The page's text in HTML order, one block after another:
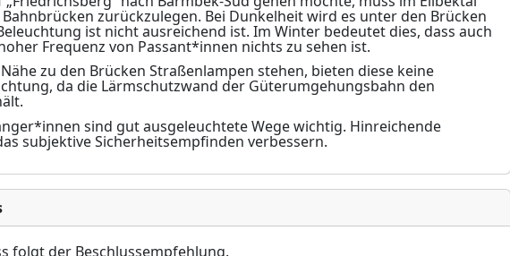
zurückzulegen. Bei Dunkelheit wird es unter den Brücken
ist nicht ausreichend ist. Im Winter bedeutet dies, dass auch
Frequenz von Passant*innen nichts zu sehen ist.
zu den Brücken Straßenlampen stehen, bieten diese keine
da die Lärmschutzwand der Güterumgehungsbahn den
sind gut ausgeleuchtete Wege wichtig. Hinreichende
subjektive Sicherheitsempfinden verbessern.
folgt der Beschlussempfehlung.